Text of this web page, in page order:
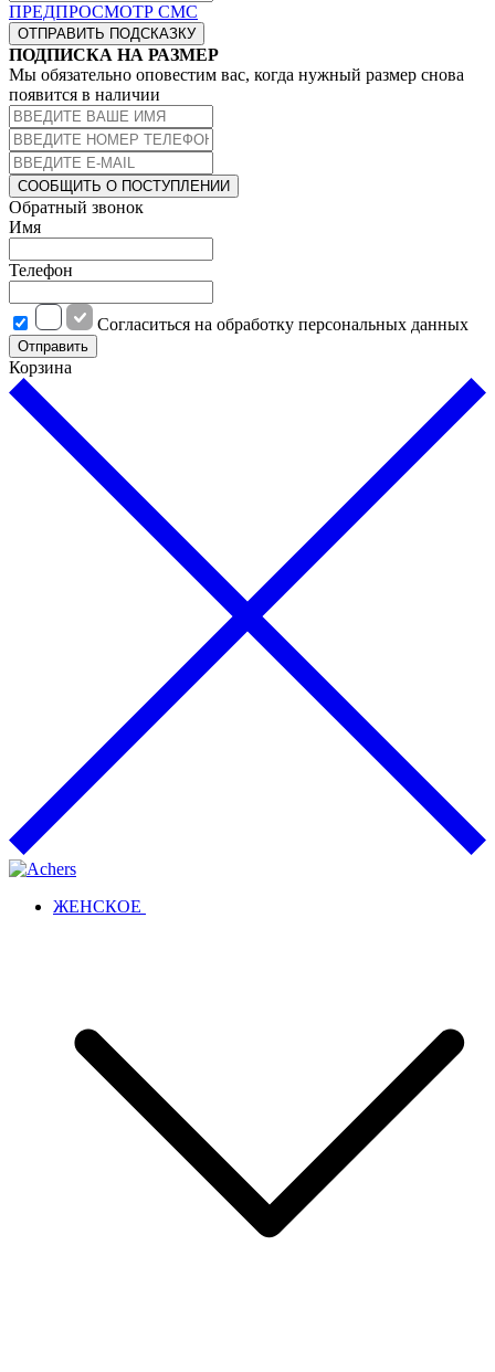
ПРЕДПРОСМОТР СМС
ОТПРАВИТЬ ПОДСКАЗКУ
ПОДПИСКА НА РАЗМЕР
Мы обязательно оповестим вас, когда нужный размер снова
появится в наличии
СООБЩИТЬ О ПОСТУПЛЕНИИ
Обратный звонок
Имя
Телефон
Cогласиться на обработку персональных данных
Отправить
Корзина
ЖЕНСКОЕ